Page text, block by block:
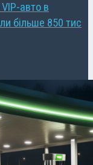
авто в
більше 850 тис